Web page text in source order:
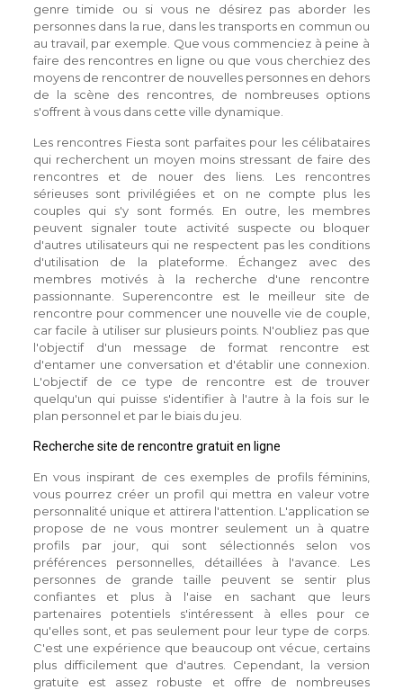
genre timide ou si vous ne désirez pas aborder les
personnes dans la rue, dans les transports en commun ou
au travail, par exemple. Que vous commenciez à peine à
faire des rencontres en ligne ou que vous cherchiez des
moyens de rencontrer de nouvelles personnes en dehors
de la scène des rencontres, de nombreuses options
s'offrent à vous dans cette ville dynamique.
Les rencontres Fiesta sont parfaites pour les célibataires
qui recherchent un moyen moins stressant de faire des
rencontres et de nouer des liens. Les rencontres
sérieuses sont privilégiées et on ne compte plus les
couples qui s'y sont formés. En outre, les membres
peuvent signaler toute activité suspecte ou bloquer
d'autres utilisateurs qui ne respectent pas les conditions
d'utilisation de la plateforme. Échangez avec des
membres motivés à la recherche d'une rencontre
passionnante. Superencontre est le meilleur site de
rencontre pour commencer une nouvelle vie de couple,
car facile à utiliser sur plusieurs points. N'oubliez pas que
l'objectif d'un message de format rencontre est
d'entamer une conversation et d'établir une connexion.
L'objectif de ce type de rencontre est de trouver
quelqu'un qui puisse s'identifier à l'autre à la fois sur le
plan personnel et par le biais du jeu.
Recherche site de rencontre gratuit en ligne
En vous inspirant de ces exemples de profils féminins,
vous pourrez créer un profil qui mettra en valeur votre
personnalité unique et attirera l'attention. L'application se
propose de ne vous montrer seulement un à quatre
profils par jour, qui sont sélectionnés selon vos
préférences personnelles, détaillées à l'avance. Les
personnes de grande taille peuvent se sentir plus
confiantes et plus à l'aise en sachant que leurs
partenaires potentiels s'intéressent à elles pour ce
qu'elles sont, et pas seulement pour leur type de corps.
C'est une expérience que beaucoup ont vécue, certains
plus difficilement que d'autres. Cependant, la version
gratuite est assez robuste et offre de nombreuses